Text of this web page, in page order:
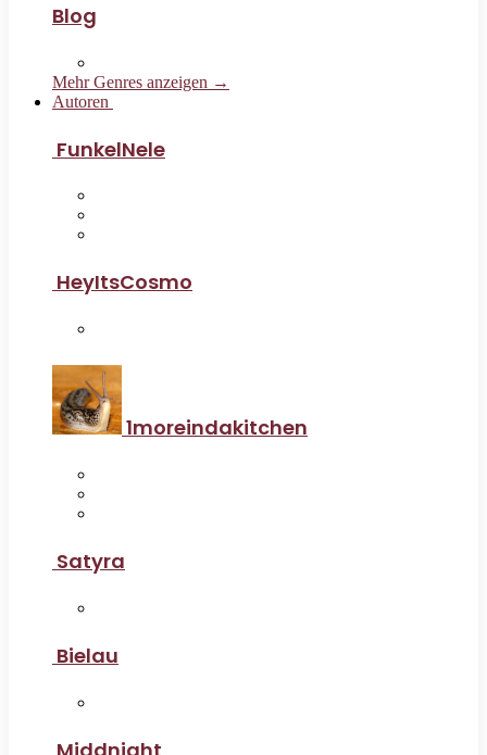
Blog
Mehr Genres anzeigen →
Autoren
FunkelNele
HeyItsCosmo
1moreindakitchen
Satyra
Bielau